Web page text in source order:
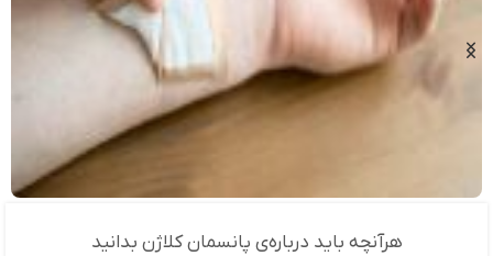
هرآنچه باید درباره‌ی پانسمان کلاژن بدانید